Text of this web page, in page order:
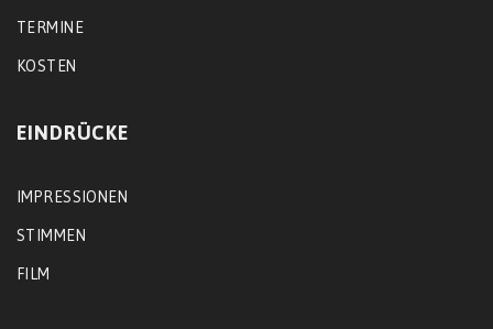
TERMINE
KOSTEN
EINDRÜCKE
IMPRESSIONEN
STIMMEN
FILM